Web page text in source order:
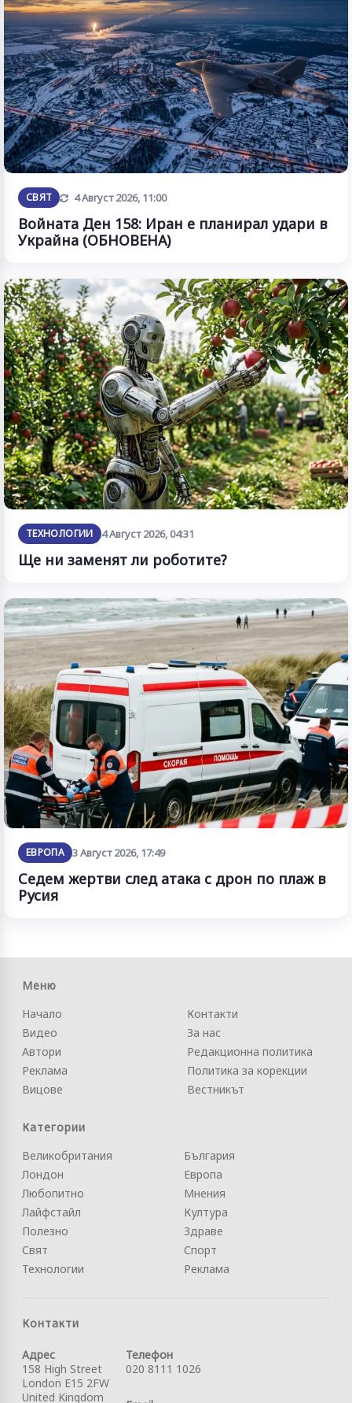
СВЯТ Обновена
4 Август 2026, 11:00
Войната Ден 158: Иран е планирал удари в
Украйна (ОБНОВЕНА)
ТЕХНОЛОГИИ 4 Август 2026, 04:31
Ще ни заменят ли роботите?
ЕВРОПА 3 Август 2026, 17:49
Седем жертви след атака с дрон по плаж в
Русия
Меню
Начало
Видео
Автори
Реклама
Вицове
Контакти
За нас
Редакционна политика
Политика за корекции
Вестникът
Категории
Великобритания
Лондон
Любопитно
Лайфстайл
Полезно
Свят
Технологии
България
Европа
Мнения
Култура
Здраве
Спорт
Реклама
Контакти
Адрес
158 High Street
London E15 2FW
United Kingdom
Телефон
020 8111 1026